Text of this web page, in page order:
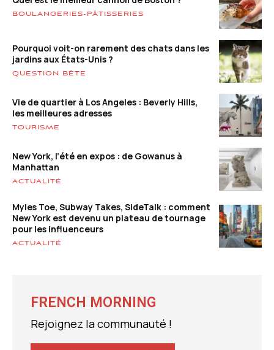
BOULANGERIES-PÂTISSERIES
Pourquoi voit-on rarement des chats dans les
jardins aux États-Unis ?
QUESTION BÊTE
Vie de quartier à Los Angeles : Beverly Hills,
les meilleures adresses
TOURISME
New York, l’été en expos : de Gowanus à
Manhattan
ACTUALITÉ
Myles Toe, Subway Takes, SideTalk : comment
New York est devenu un plateau de tournage
pour les influenceurs
ACTUALITÉ
FRENCH MORNING
Rejoignez la communauté !